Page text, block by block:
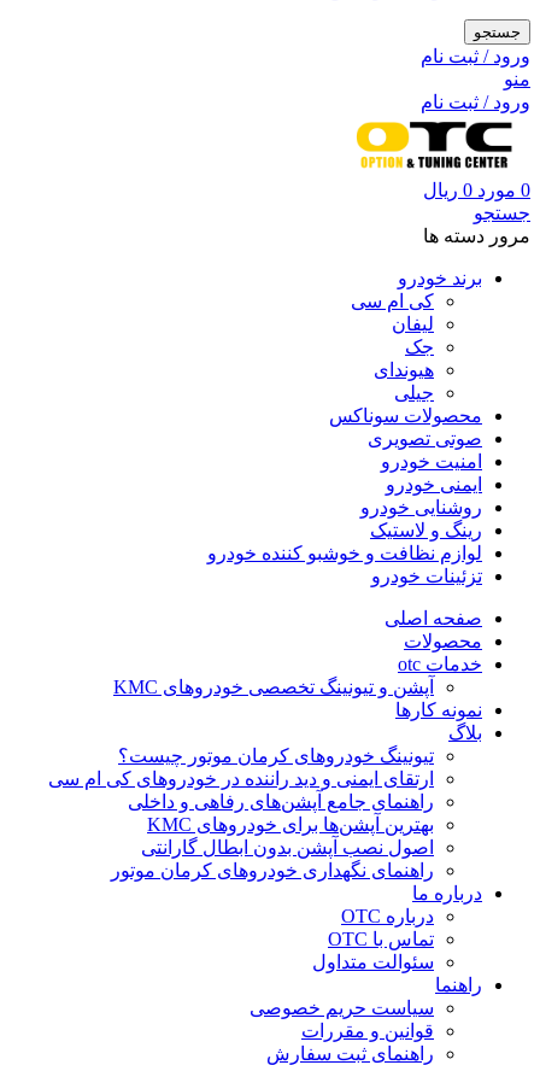
جستجو
ورود / ثبت نام
منو
ورود / ثبت نام
0 مورد 0 ریال
جستجو
مرور دسته ها
برند خودرو
کی ام سی
لیفان
جک
هیوندای
جیلی
محصولات سوناکس
صوتی تصویری
امنیت خودرو
ایمنی خودرو
روشنایی خودرو
رینگ و لاستیک
لوازم نظافت و خوشبو کننده خودرو
تزئینات خودرو
صفحه اصلی
محصولات
خدمات otc
آپشن و تیونینگ تخصصی خودروهای KMC
نمونه کارها
بلاگ
تیونینگ خودروهای کرمان موتور چیست؟
ارتقای ایمنی و دید راننده در خودروهای کی ام سی
راهنمای جامع آپشن‌های رفاهی و داخلی
بهترین آپشن‌ها برای خودروهای KMC
اصول نصب آپشن بدون ابطال گارانتی
راهنمای نگهداری خودروهای کرمان موتور
درباره ما
درباره OTC
تماس با OTC
سئوالت متداول
راهنما
سیاست حریم خصوصی
قوانین و مقررات
راهنمای ثبت سفارش